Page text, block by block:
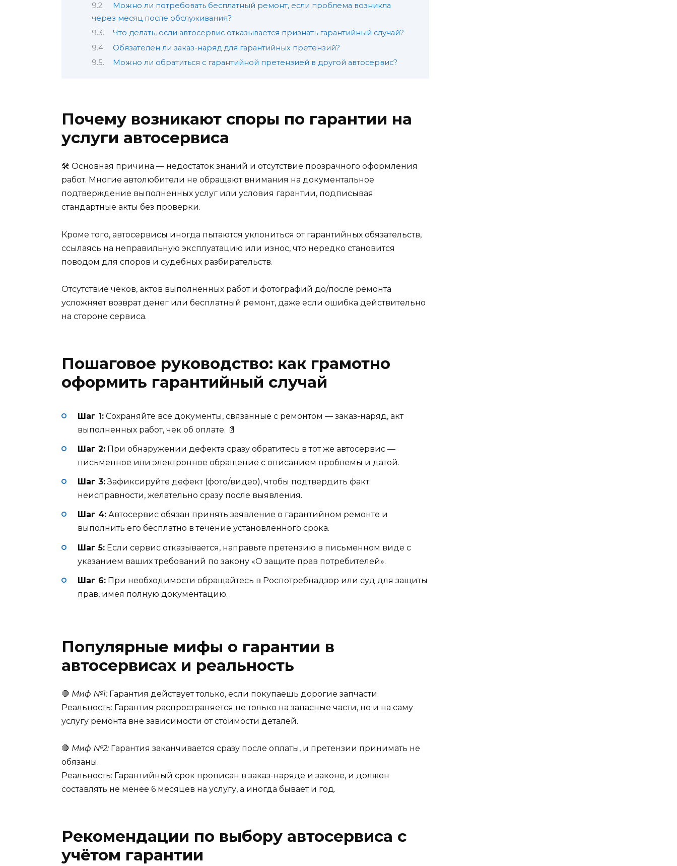
Можно ли потребовать бесплатный ремонт, если проблема возникла
через месяц после обслуживания?
Что делать, если автосервис отказывается признать гарантийный случай?
Обязателен ли заказ-наряд для гарантийных претензий?
Можно ли обратиться с гарантийной претензией в другой автосервис?
Почему возникают споры по гарантии на
услуги автосервиса
🛠️ Основная причина — недостаток знаний и отсутствие прозрачного оформления
работ. Многие автолюбители не обращают внимания на документальное
подтверждение выполненных услуг или условия гарантии, подписывая
стандартные акты без проверки.
Кроме того, автосервисы иногда пытаются уклониться от гарантийных обязательств,
ссылаясь на неправильную эксплуатацию или износ, что нередко становится
поводом для споров и судебных разбирательств.
Отсутствие чеков, актов выполненных работ и фотографий до/после ремонта
усложняет возврат денег или бесплатный ремонт, даже если ошибка действительно
на стороне сервиса.
Пошаговое руководство: как грамотно
оформить гарантийный случай
Шаг 1: Сохраняйте все документы, связанные с ремонтом — заказ-наряд, акт
выполненных работ, чек об оплате. 📄
Шаг 2: При обнаружении дефекта сразу обратитесь в тот же автосервис —
письменное или электронное обращение с описанием проблемы и датой.
Шаг 3:Зафиксируйте дефект (фото/видео), чтобы подтвердить факт
неисправности, желательно сразу после выявления.
Шаг 4: Автосервис обязан принять заявление о гарантийном ремонте и
выполнить его бесплатно в течение установленного срока.
Шаг 5: Если сервис отказывается, направьте претензию в письменном виде с
указанием ваших требований по закону «О защите прав потребителей».
Шаг 6: При необходимости обращайтесь в Роспотребнадзор или суд для защиты
прав, имея полную документацию.
Популярные мифы о гарантии в
автосервисах и реальность
🛑 Миф №1:Гарантия действует только, если покупаешь дорогие запчасти.
Реальность: Гарантия распространяется не только на запасные части, но и на саму
услугу ремонта вне зависимости от стоимости деталей.
🛑 Миф №2:Гарантия заканчивается сразу после оплаты, и претензии принимать не
обязаны.
Реальность: Гарантийный срок прописан в заказ-наряде и законе, и должен
составлять не менее 6 месяцев на услугу, а иногда бывает и год.
Рекомендации по выбору автосервиса с
учётом гарантии